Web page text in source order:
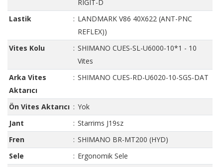
RIGIT-D
Lastik
: LANDMARK V86 40X622 (ANT-PNC
REFLEX))
Vites Kolu
: SHIMANO CUES-SL-U6000-10*1 - 10
Vites
Arka Vites
Aktarıcı
: SHIMANO CUES-RD-U6020-10-SGS-DAT
Ön Vites Aktarıcı : Yok
Jant
: Starrims J19sz
Fren
: SHIMANO BR-MT200 (HYD)
Sele
: Ergonomik Sele